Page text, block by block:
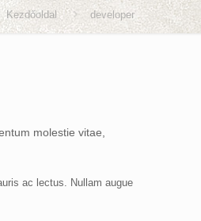
Kezdőoldal developer
molestie vitae,
ac lectus. Nullam augue